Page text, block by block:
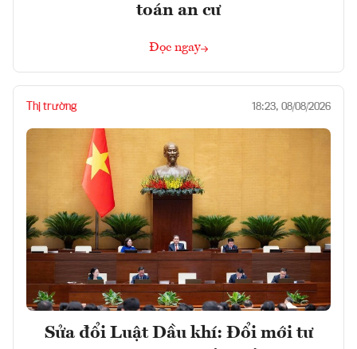
toán an cư
Đọc ngay
Thị trường 18:23, 08/08/2026
Sửa đổi Luật Dầu khí: Đổi mới tư